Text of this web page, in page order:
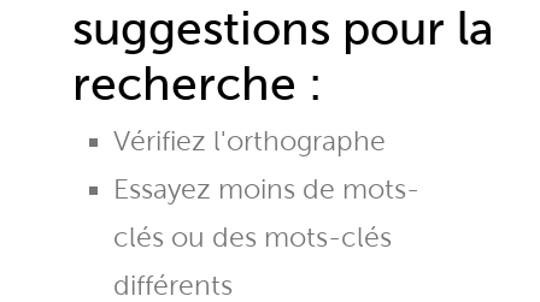
suggestions pour la
recherche :
Vérifiez l'orthographe
Essayez moins de mots-
clés ou des mots-clés
différents